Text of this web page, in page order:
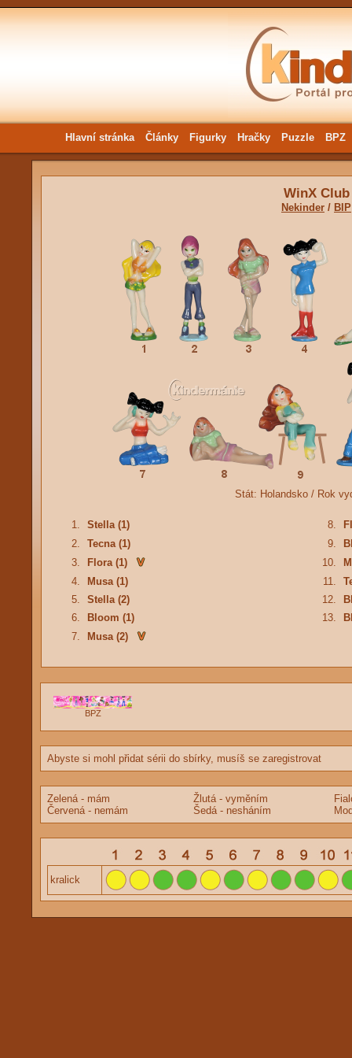
Hlavní stránka Články Figurky Hračky Puzzle BPZ
WinX Club
Nekinder / BIP
Stát: Holandsko / Rok
1. Stella (1) 8.
2.
Tecna (1) 9.
3.
Flora (1) 10.
4.
Musa (1) 11.
5.
Stella (2) 12.
6.
Bloom (1) 13.
7.
Musa (2)
BPZ
Abyste si mohl přidat sérii do sbírky, musíš se zaregistrovat
Zelená - mám
Červená - nemám
Žlutá - vyměním
Šedá - nesháním
kralick